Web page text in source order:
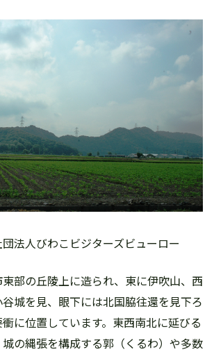
法人びわこビジターズビューロー
部の丘陵上に造られ、東に伊吹山、西
城を見、眼下には北国脇往還を見下ろ
に位置しています。東西南北に延びる
の縄張を構成する郭（くるわ）や多数